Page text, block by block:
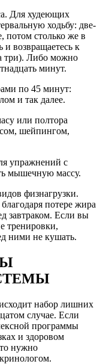
Для худеющих
ходьбу: две-
столько же в
и возвращаетесь к
три). Либо можно
минут.
по 45 минут:
и так далее.
или полтора
шейпингом,
упражнений с
мышечную массу.
физнагрузки.
потере жира
завтраком. Если вы
тренировки,
ними не кушать.
набор лишних
случае. Если
программы
и здоровом
нужно